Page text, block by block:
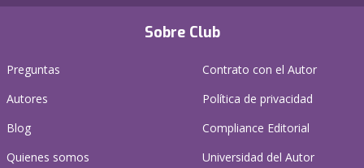
Sobre Club
Preguntas
Autores
Blog
Quienes somos
Contrato con el Autor
Política de privacidad
Compliance Editorial
Universidad del Autor